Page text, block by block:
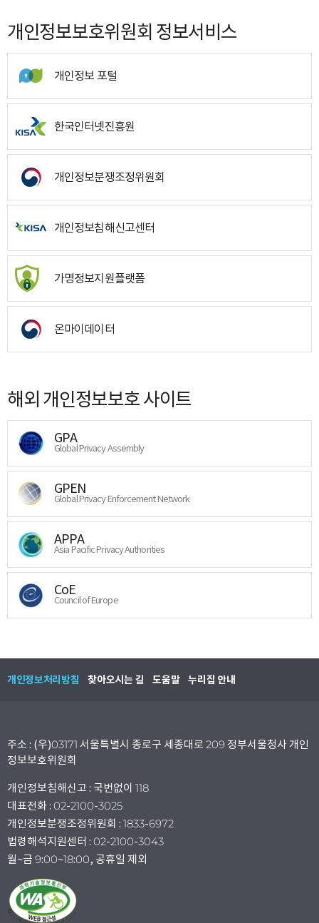
개인정보보호위원회 정보서비스
개인정보 포털
한국인터넷진흥원
개인정보분쟁조정위원회
개인정보침해신고센터
가명정보지원플랫폼
온마이데이터
해외 개인정보보호 사이트
GPA
Global Privacy Assembly
GPEN
Global Privacy Enforcement Network
APPA
Asia Pacific Privacy Authorities
CoE
Council of Europe
개인정보처리방침 찾아오시는 길 도움말 누리집 안내
주소 : (우)03171 서울특별시 종로구 세종대로 209 정부서울청사 개인
정보보호위원회
개인정보침해신고 : 국번없이 118
대표전화 : 02-2100-3025
개인정보분쟁조정위원회 : 1833-6972
법령해석지원센터 : 02-2100-3043
월~금 9:00~18:00, 공휴일 제외